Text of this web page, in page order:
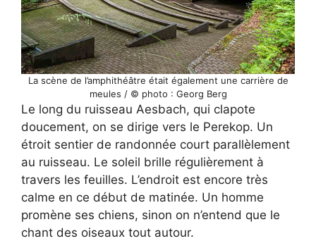
La scène de l’amphithéâtre était également une carrière de
meules / © photo : Georg Berg
Le long du ruisseau Aesbach, qui clapote
doucement, on se dirige vers le Perekop. Un
étroit sentier de randonnée court parallèlement
au ruisseau. Le soleil brille régulièrement à
travers les feuilles. L’endroit est encore très
calme en ce début de matinée. Un homme
promène ses chiens, sinon on n’entend que le
chant des oiseaux tout autour.